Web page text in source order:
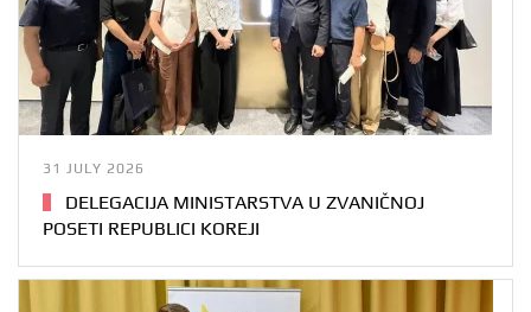
31 JULY 2026
DELEGACIJA MINISTARSTVA U ZVANIČNOJ
POSETI REPUBLICI KOREJI